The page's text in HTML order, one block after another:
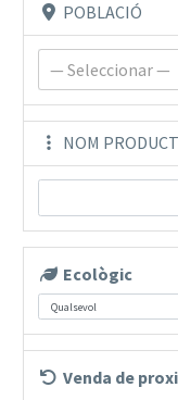
POBLACIÓ
— Seleccionar —
NOM
Ecològic
Venda de